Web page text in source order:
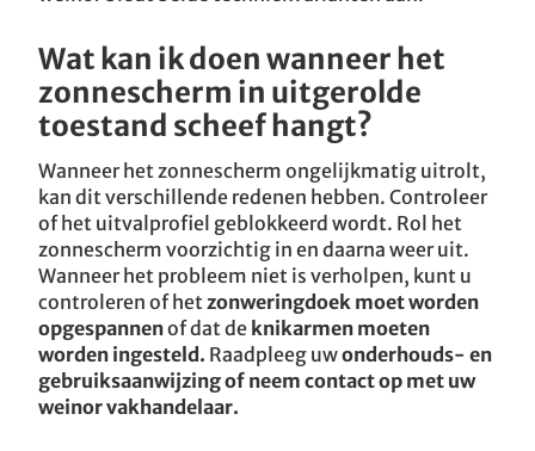
Wat kan ik doen wanneer het
zonnescherm in uitgerolde
toestand scheef hangt?
Wanneer het zonnescherm ongelijkmatig uitrolt,
kan dit verschillende redenen hebben. Controleer
of het uitvalprofiel geblokkeerd wordt. Rol het
zonnescherm voorzichtig in en daarna weer uit.
Wanneer het probleem niet is verholpen, kunt u
controleren of het zonweringdoek moet worden
opgespannenof dat de knikarmen moeten
worden ingesteld. Raadpleeg uwonderhouds- en
gebruiksaanwijzing of neem contact op met uw
weinor vakhandelaar.